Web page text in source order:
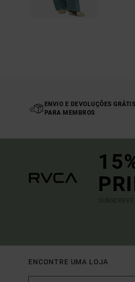
ENVIO E DEVOLUÇÕES GRÁTIS
PARA MEMBROS
ENCONTRE UMA LOJA